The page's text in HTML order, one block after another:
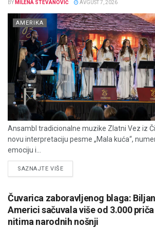
BY MILENA STEVANOVIĆ AVGUST 7, 2026
AMERIKA
Ansambl tradicionalne muzike Zlatni Vez iz
novu interpretaciju pesme „Mala kuća“,
emociju i...
SAZNAJTE VIŠEDETAILS
Čuvarica zaboravljenog blaga:
Americi sačuvala više od 3.000
nitima narodnih nošnji